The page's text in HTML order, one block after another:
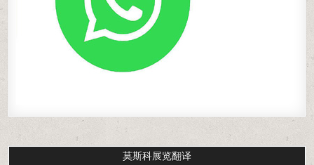
莫斯科展览翻译